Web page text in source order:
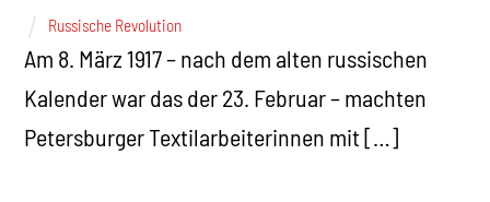
Russische Revolution
Am 8. März 1917 – nach dem alten russischen
Kalender war das der 23. Februar – machten
Petersburger Textilarbeiterinnen mit […]